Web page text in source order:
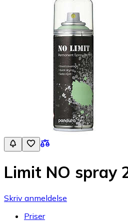
Limit NO spray
Skriv anmeldelse
Priser